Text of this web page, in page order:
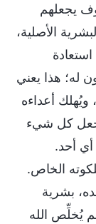
يجعلهم
الأصلية،
له؛ هذا يعني
أعداءه
كل شيء
أي أحد.
الخاص.
بشرية
يُخلِّص الله